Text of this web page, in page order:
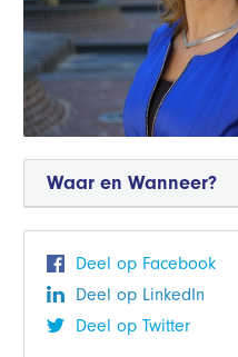
Waar en Wanneer?
Deel op Facebook
Deel op LinkedIn
Deel op Twitter